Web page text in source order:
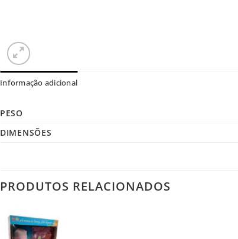
Informação adicional
PESO
DIMENSÕES
PRODUTOS RELACIONADOS